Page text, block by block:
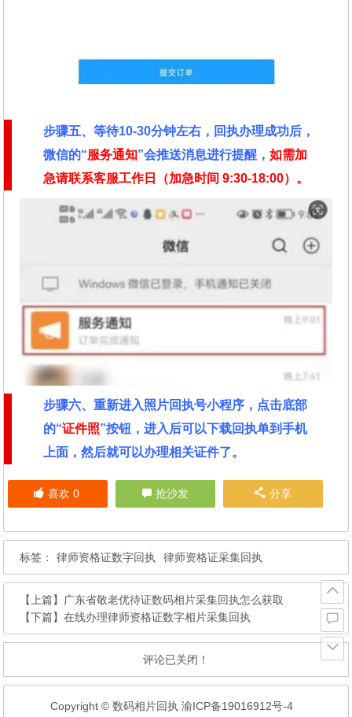
步骤五、等待10-30分钟左右，回执办理成功后，
微信的“服务通知”会推送消息进行提醒，如需加
急请联系客服工作日（加急时间 9:30-18:00）。
步骤六、重新进入照片回执号小程序，点击底部
的“证件照”按钮，进入后可以下载回执单到手机
上面，然后就可以办理相关证件了。
喜欢 0 抢沙发 分享
标签： 律师资格证数字回执 律师资格证采集回执
【上篇】 广东省敬老优待证数码相片采集回执怎么获取
【下篇】在线办理律师资格证数字相片采集回执
评论已关闭！
Copyright © 数码相片回执渝ICP备19016912号-4